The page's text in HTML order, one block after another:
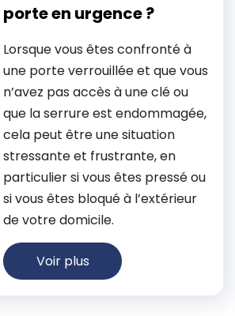
porte en urgence ?
Lorsque vous êtes confronté à
une porte verrouillée et que vous
n’avez pas accès à une clé ou
que la serrure est endommagée,
cela peut être une situation
stressante et frustrante, en
particulier si vous êtes pressé ou
si vous êtes bloqué à l’extérieur
de votre domicile.
Voir plus